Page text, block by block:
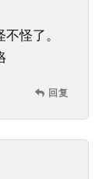
怪了。
回复